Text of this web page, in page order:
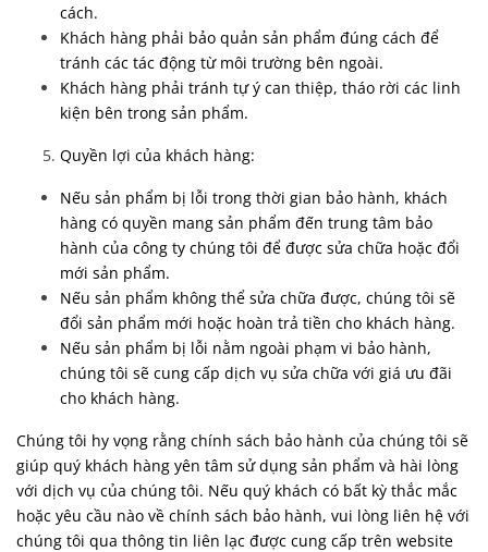
cách.
Khách hàng phải bảo quản sản phẩm đúng cách để
tránh các tác động từ môi trường bên ngoài.
Khách hàng phải tránh tự ý can thiệp, tháo rời các linh
kiện bên trong sản phẩm.
Quyền lợi của khách hàng:
Nếu sản phẩm bị lỗi trong thời gian bảo hành, khách
hàng có quyền mang sản phẩm đến trung tâm bảo
hành của công ty chúng tôi để được sửa chữa hoặc đổi
mới sản phẩm.
Nếu sản phẩm không thể sửa chữa được, chúng tôi sẽ
đổi sản phẩm mới hoặc hoàn trả tiền cho khách hàng.
Nếu sản phẩm bị lỗi nằm ngoài phạm vi bảo hành,
chúng tôi sẽ cung cấp dịch vụ sửa chữa với giá ưu đãi
cho khách hàng.
Chúng tôi hy vọng rằng chính sách bảo hành của chúng tôi sẽ
giúp quý khách hàng yên tâm sử dụng sản phẩm và hài lòng
với dịch vụ của chúng tôi. Nếu quý khách có bất kỳ thắc mắc
hoặc yêu cầu nào về chính sách bảo hành, vui lòng liên hệ với
chúng tôi qua thông tin liên lạc được cung cấp trên website